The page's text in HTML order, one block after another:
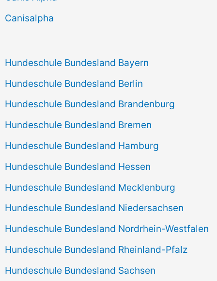
h
Canisalpha
Hundeschule Bundesland Bayern
Hundeschule Bundesland Berlin
Hundeschule Bundesland Brandenburg
Hundeschule Bundesland Bremen
Hundeschule Bundesland Hamburg
Hundeschule Bundesland Hessen
Hundeschule Bundesland Mecklenburg
Hundeschule Bundesland Niedersachsen
Hundeschule Bundesland Nordrhein-Westfalen
Hundeschule Bundesland Rheinland-Pfalz
Hundeschule Bundesland Sachsen